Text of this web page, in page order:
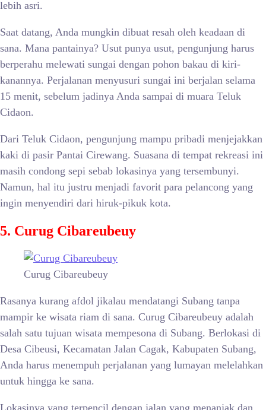
lebih asri.
Saat datang, Anda mungkin dibuat resah oleh keadaan di
sana. Mana pantainya? Usut punya usut, pengunjung harus
berperahu melewati sungai dengan pohon bakau di kiri-
kanannya. Perjalanan menyusuri sungai ini berjalan selama
15 menit, sebelum jadinya Anda sampai di muara Teluk
Cidaon.
Dari Teluk Cidaon, pengunjung mampu pribadi menjejakkan
kaki di pasir Pantai Cirewang. Suasana di tempat rekreasi ini
masih condong sepi sebab lokasinya yang tersembunyi.
Namun, hal itu justru menjadi favorit para pelancong yang
ingin menyendiri dari hiruk-pikuk kota.
5. Curug Cibareubeuy
Curug Cibareubeuy
Rasanya kurang afdol jikalau mendatangi Subang tanpa
mampir ke wisata riam di sana. Curug Cibareubeuy adalah
salah satu tujuan wisata mempesona di Subang. Berlokasi di
Desa Cibeusi, Kecamatan Jalan Cagak, Kabupaten Subang,
Anda harus menempuh perjalanan yang lumayan melelahkan
untuk hingga ke sana.
Lokasinya yang terpencil dengan jalan yang menanjak dan